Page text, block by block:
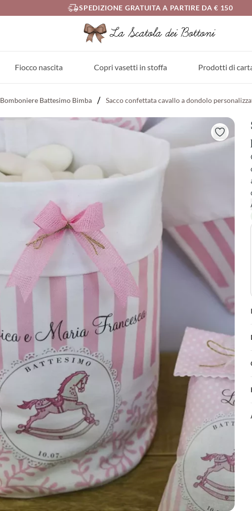
SPEDIZIONE GRATUITA A PARTIRE DA € 150
Fiocco nascita Copri vasetti in stoffa Prodotti di
Bomboniere Battesimo Bimba Sacco confettata cavallo a dondolo